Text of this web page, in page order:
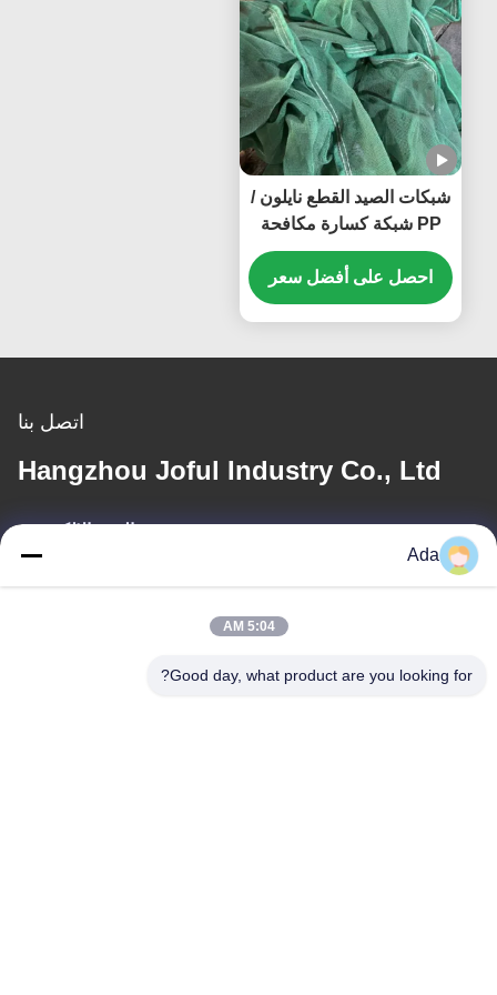
شبكات الصيد القطع نايلون /
PP شبكة كسارة مكافحة
التلف الظل شبكة طحن
مخصصة
احصل على أفضل سعر
اتصل بنا
Hangzhou Joful Industry Co., Ltd
البريد الإلكتروني
Ada
5:04 AM
Good day, what product are you looking for?